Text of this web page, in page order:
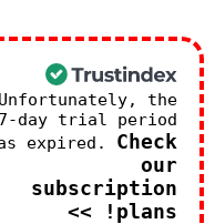
Unfortunately, the
7-day trial period
expired. Check
our
subscription
plans! >>